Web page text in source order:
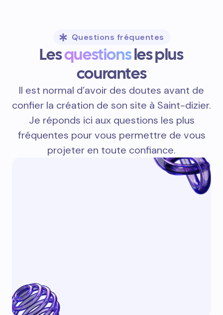
Questions fréquentes
Lesquestionsles plus
courantes
Il est normal d’avoir des doutes avant de
confier la création de son site à Saint-dizier.
Je réponds ici aux questions les plus
fréquentes pour vous permettre de vous
projeter en toute confiance.